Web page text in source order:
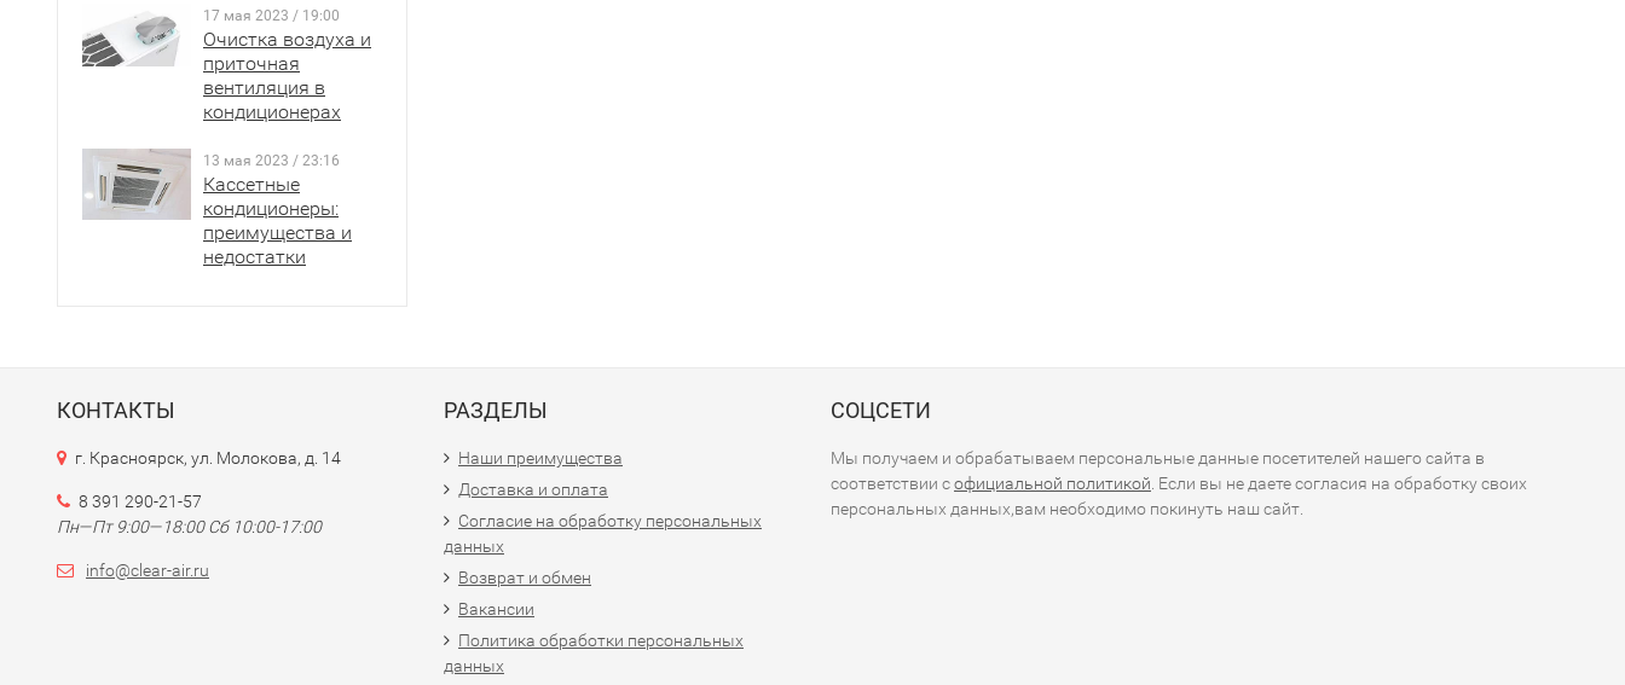
17 мая 2023 / 19:00
Очистка воздуха и
приточная
вентиляция в
кондиционерах
13 мая 2023 / 23:16
Кассетные
кондиционеры:
преимущества и
недостатки
КОНТАКТЫ
г. Красноярск, ул. Молокова, д. 14
8 391 290-21-57
Пн—Пт 9:00—18:00 Сб 10:00-17:00
info@clear-air.ru
РАЗДЕЛЫ
Наши преимущества
Доставка и оплата
Согласие на обработку персональных
данных
Возврат и обмен
Вакансии
Политика обработки персональных
данных
СОЦСЕТИ
Мы получаем и обрабатываем персональные данные посетителей нашего сайта в
соответствии софициальной политикой . Если вы не даете согласия на обработку своих
персональных данных,вам необходимо покинуть наш сайт.